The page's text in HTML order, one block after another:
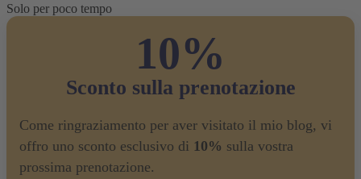
Solo per poco tempo
10%
Sconto sulla prenotazione
Come ringraziamento per aver visitato il mio blog, vi
offro uno sconto esclusivo di 10% sulla vostra
prossima prenotazione.